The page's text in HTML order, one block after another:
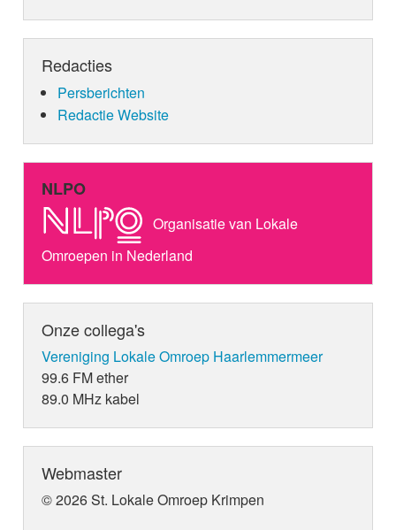
Redacties
Persberichten
Redactie Website
NLPO
Organisatie van Lokale
Omroepen in Nederland
Onze collega's
Vereniging Lokale Omroep Haarlemmermeer
99.6 FM ether
89.0 MHz kabel
Webmaster
© 2026 St. Lokale Omroep Krimpen